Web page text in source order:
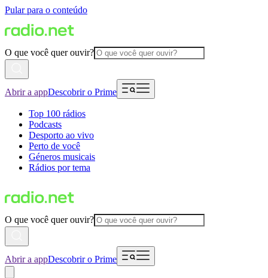
Pular para o conteúdo
O que você quer ouvir?
Abrir a appDescobrir o Prime
Top 100 rádios
Podcasts
Desporto ao vivo
Perto de você
Géneros musicais
Rádios por tema
O que você quer ouvir?
Abrir a appDescobrir o Prime